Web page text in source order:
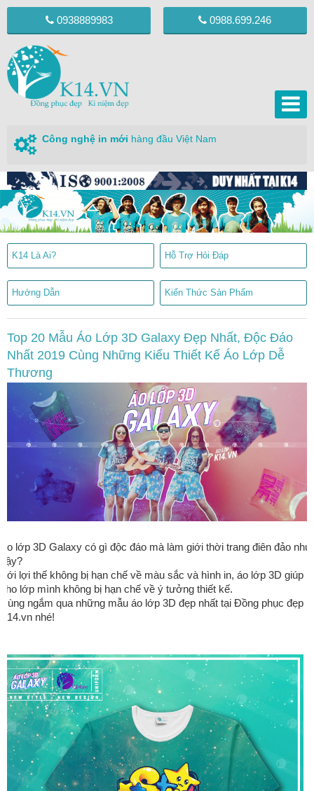
0938889983 0988.699.246
Công nghệ in mới hàng đầu Việt Nam
K14 Là Ai? Hỗ Trợ Hỏi Đáp
Hướng Dẫn Kiến Thức Sản Phẩm
Top 20 Mẫu Áo Lớp 3D Galaxy Đẹp Nhất, Độc Đáo
Nhất 2019 Cùng Những Kiểu Thiết Kế Áo Lớp Dễ
Thương
Ao lớp 3D Galaxy có gì độc đáo mà làm giới thời trang điên đảo như
vậy?
Với lợi thế không bị hạn chế về màu sắc và hình in, áo lớp 3D giúp
cho lớp mình không bị hạn chế về ý tưởng thiết kế.
Cùng ngắm qua những mẫu áo lớp 3D đẹp nhất tại Đồng phục đẹp
K14.vn nhé!